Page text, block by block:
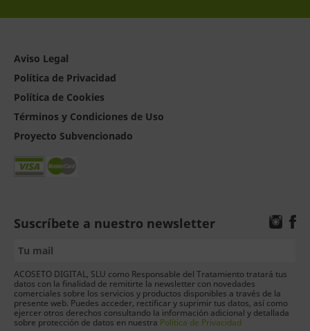
Aviso Legal
Política de Privacidad
Política de Cookies
Términos y Condiciones de Uso
Proyecto Subvencionado
Suscríbete a nuestro newsletter
ACOSETO DIGITAL, SLU como Responsable del Tratamiento tratará tus
datos con la finalidad de remitirte la newsletter con novedades
comerciales sobre los servicios y productos disponibles a través de la
presente web. Puedes acceder, rectificar y suprimir tus datos, así como
ejercer otros derechos consultando la información adicional y detallada
sobre protección de datos en nuestra Política de Privacidad